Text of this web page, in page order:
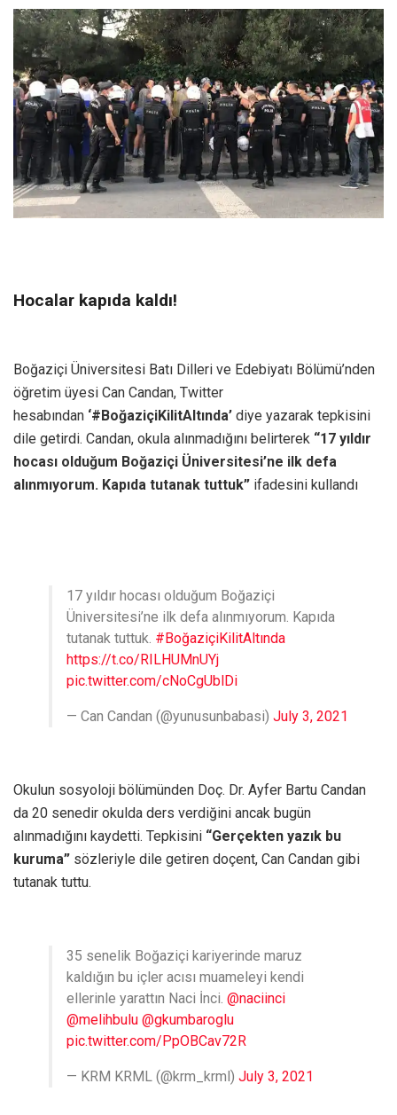
Hocalar kapıda kaldı!
Boğaziçi Üniversitesi Batı Dilleri ve Edebiyatı Bölümü’nden
öğretim üyesi Can Candan, Twitter
hesabından ‘#BoğaziçiKilitAltında’ diye yazarak tepkisini
dile getirdi. Candan, okula alınmadığını belirterek “17 yıldır
hocası olduğum Boğaziçi Üniversitesi’ne ilk defa
alınmıyorum. Kapıda tutanak tuttuk” ifadesini kullandı
17 yıldır hocası olduğum Boğaziçi
Üniversitesi’ne ilk defa alınmıyorum. Kapıda
tutanak tuttuk. #BoğaziçiKilitAltında
https://t.co/RILHUMnUYj
pic.twitter.com/cNoCgUblDi
— Can Candan (@yunusunbabasi) July 3, 2021
Okulun sosyoloji bölümünden Doç. Dr. Ayfer Bartu Candan
da 20 senedir okulda ders verdiğini ancak bugün
alınmadığını kaydetti. Tepkisini “Gerçekten yazık bu
kuruma” sözleriyle dile getiren doçent, Can Candan gibi
tutanak tuttu.
35 senelik Boğaziçi kariyerinde maruz
kaldığın bu içler acısı muameleyi kendi
ellerinle yarattın Naci İnci. @naciinci
@melihbulu @gkumbaroglu
pic.twitter.com/PpOBCav72R
— KRM KRML (@krm_krml) July 3, 2021